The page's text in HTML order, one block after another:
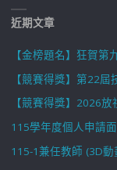
近期文章
【金榜題名】狂賀
【競賽得獎】第22
【競賽得獎】2026
115學年度個人申請
115-1兼任教師 (3D